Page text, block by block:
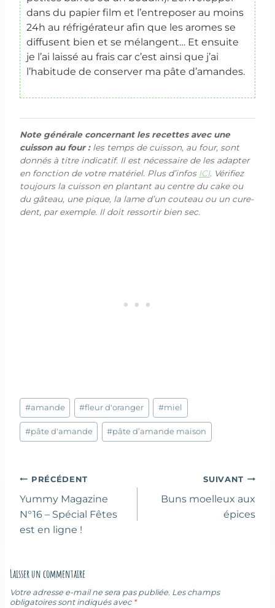
dans du papier film et l’entreposer au moins
24h au réfrigérateur afin que les aromes se
diffusent bien et se mélangent… Et ensuite
je l’ai laissé au frais car c’est ainsi que j’ai
l’habitude de conserver ma pâte d’amandes.
Note générale concernant les recettes avec une
cuisson au four :les temps de cuisson, au four, sont
donnés à titre indicatif. Il est nécessaire de les adapter
en fonction de votre matériel. Plus d’infos ICI. Vérifiez
toujours la cuisson en plantant au centre du cake ou
du gâteau, une pique, la lame d’un couteau ou un cure-
dent, par exemple. Il doit ressortir bien sec.
Étiquettes
de
la
#amande #fleur d'oranger #miel
#pâte d'amande #pâte d’amande maison
Navigation
de
l’article
PRÉCÉDENT
Yummy Magazine
N°16 – Spécial Fêtes
est en ligne !
SUIVANT
Buns moelleux aux
épices
Laisser un commentaire
Votre adresse e-mail ne sera pas publiée. Les champs
obligatoires sont indiqués avec *